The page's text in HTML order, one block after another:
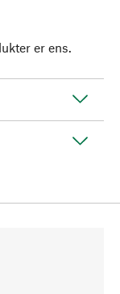
er ens.